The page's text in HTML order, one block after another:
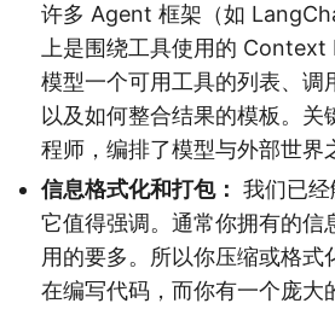
许多 Agent 框架（如
上是围绕工具使用的
模型一个可用工具的列表、调
以及如何整合结果的模板。关
程师，编排了模型与外部世界
信息格式化和打包： 我们已
它值得强调。通常你拥有的信
用的要多。所以你压缩或格式
在编写代码，而你有一个庞大